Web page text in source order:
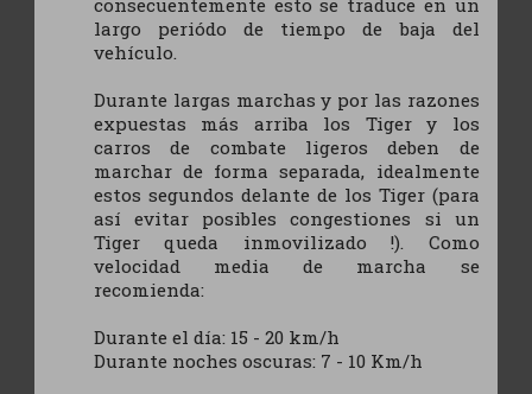
largo periódo de tiempo de baja del
vehículo.
Durante largas marchas y por las razones
expuestas más arriba los Tiger y los
carros de combate ligeros deben de
marchar de forma separada, idealmente
estos segundos delante de los Tiger (para
así evitar posibles congestiones si un
Tiger queda inmovilizado !). Como
velocidad media de marcha se
recomienda:
Durante el día: 15 - 20 km/h
Durante noches oscuras: 7 - 10 Km/h